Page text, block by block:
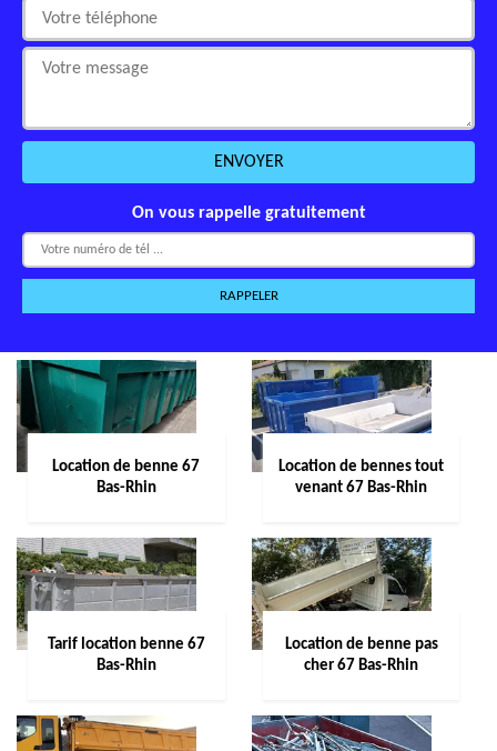
On vous rappelle gratuitement
Location de benne 67
Bas-Rhin
Location de bennes tout
venant 67 Bas-Rhin
Tarif location benne 67
Bas-Rhin
Location de benne pas
cher 67 Bas-Rhin